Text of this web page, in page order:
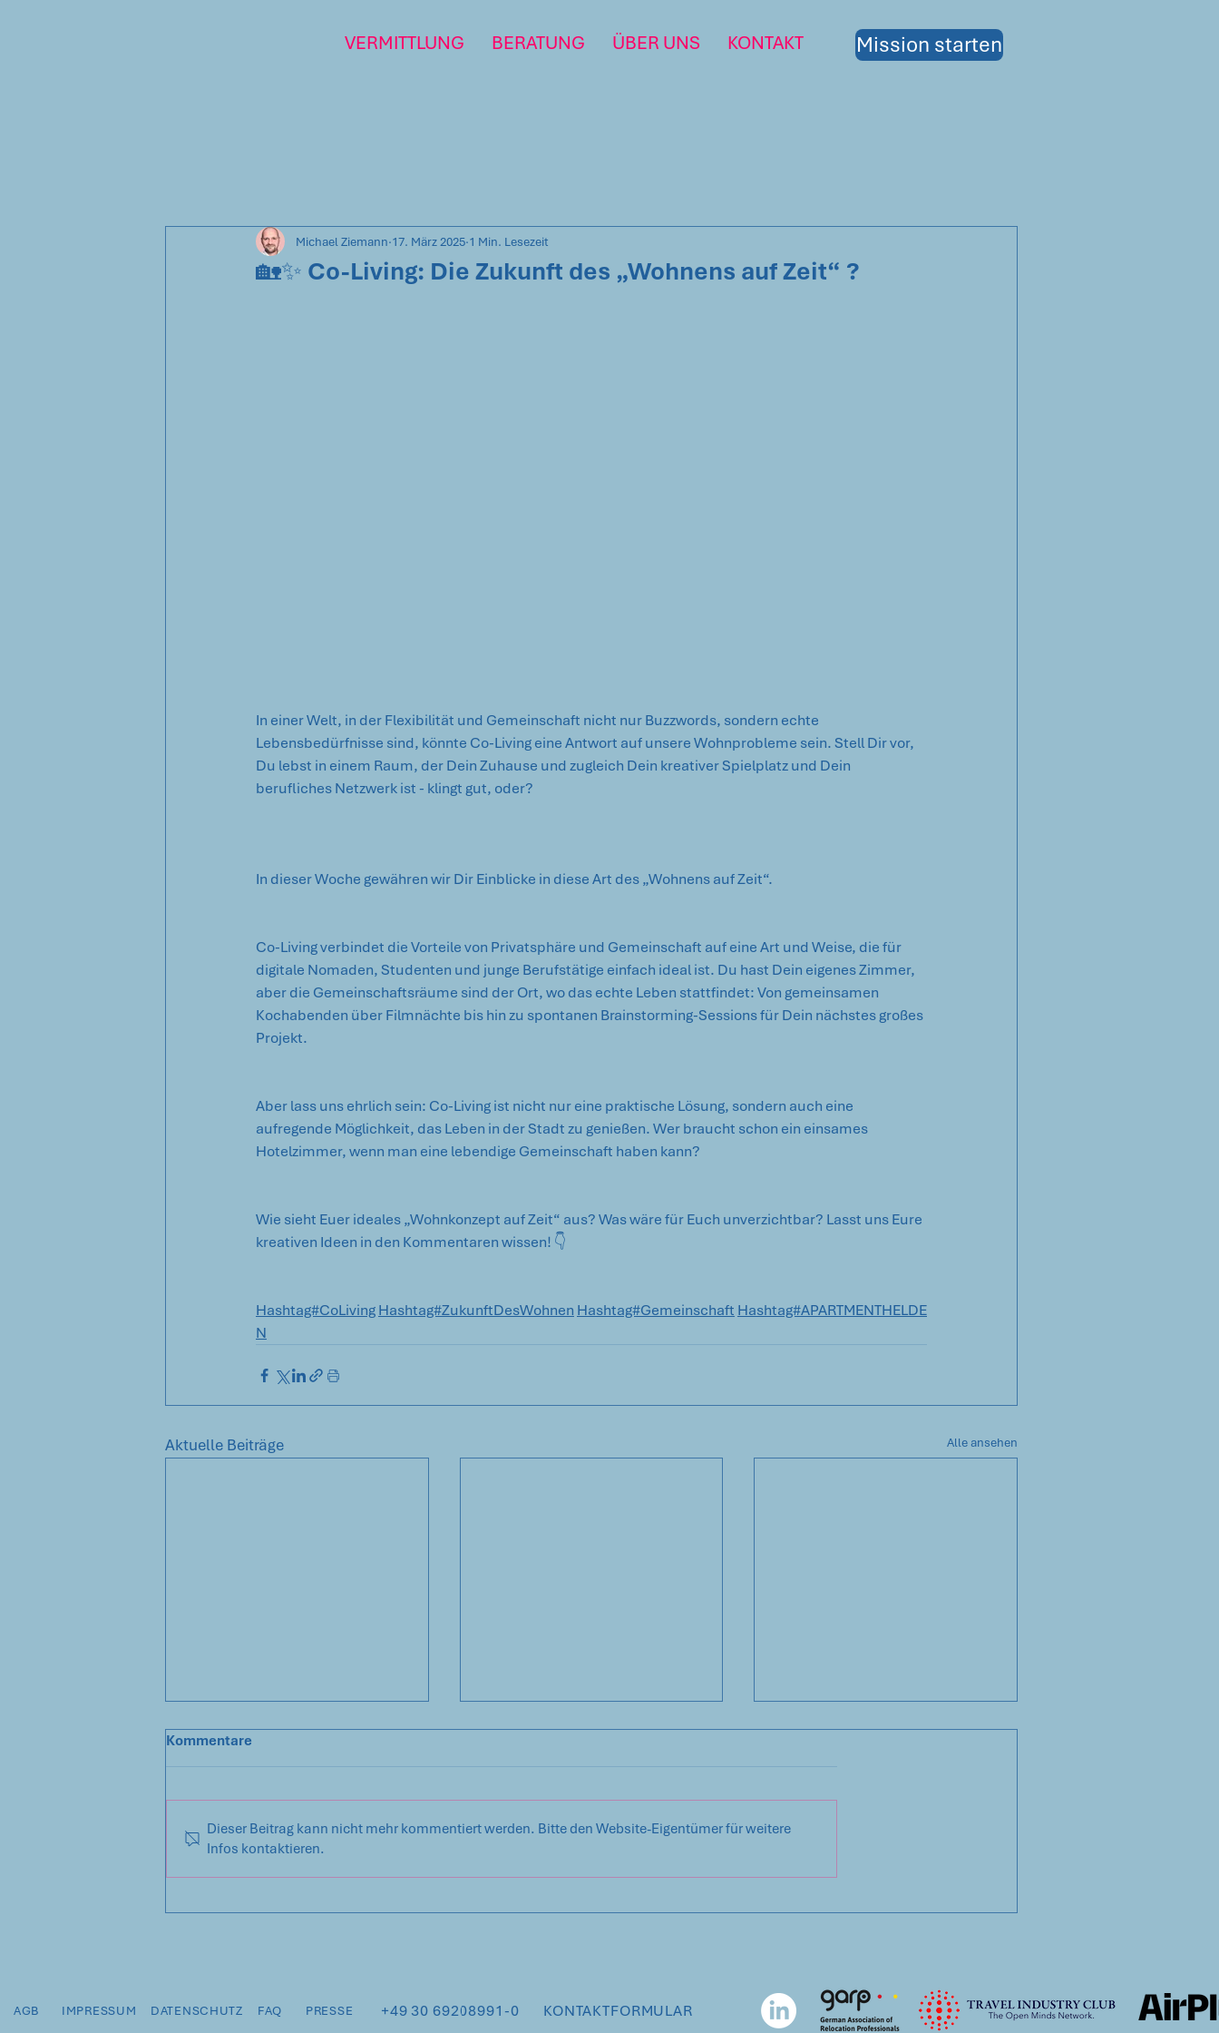
VERMITTLUNG BERATUNG ÜBER UNS KONTAKT Mission starten
🏡✨ Co-Living: Die Zukunft des „Wohnens auf Zeit“ ?
Michael Ziemann 17. März 2025 1 Min. Lesezeit
In einer Welt, in der Flexibilität und Gemeinschaft nicht nur Buzzwords, sondern echte
Lebensbedürfnisse sind, könnte Co-Living eine Antwort auf unsere Wohnprobleme sein. Stell Dir vor,
Du lebst in einem Raum, der Dein Zuhause und zugleich Dein kreativer Spielplatz und Dein
berufliches Netzwerk ist - klingt gut, oder?
In dieser Woche gewähren wir Dir Einblicke in diese Art des „Wohnens auf Zeit“.
Co-Living verbindet die Vorteile von Privatsphäre und Gemeinschaft auf eine Art und Weise, die für
digitale Nomaden, Studenten und junge Berufstätige einfach ideal ist. Du hast Dein eigenes Zimmer,
aber die Gemeinschaftsräume sind der Ort, wo das echte Leben stattfindet: Von gemeinsamen
Kochabenden über Filmnächte bis hin zu spontanen Brainstorming-Sessions für Dein nächstes großes
Projekt.
Aber lass uns ehrlich sein: Co-Living ist nicht nur eine praktische Lösung, sondern auch eine
aufregende Möglichkeit, das Leben in der Stadt zu genießen. Wer braucht schon ein einsames
Hotelzimmer, wenn man eine lebendige Gemeinschaft haben kann?
Wie sieht Euer ideales „Wohnkonzept auf Zeit“ aus? Was wäre für Euch unverzichtbar? Lasst uns Eure
kreativen Ideen in den Kommentaren wissen! 👇
Hashtag#CoLivingHashtag#ZukunftDesWohnen Hashtag#Gemeinschaft Hashtag#APARTMENTHELDE
N
Aktuelle Beiträge Alle ansehen
🍅 Morgen ist der 8.8. - Tag
echten Heldin des Alltags zu
Lass das Kind nicht erst in
„Wir suchen einen
wir erstaunlich oft.
Kommentare
Dieser Beitrag kann nicht mehr kommentiert werden. Bitte den Website-Eigentümer für weitere
Infos kontaktieren.
AGB IMPRESSUM DATENSCHUTZ FAQ PRESSE +49 30 69208991-0 KONTAKTFORMULAR